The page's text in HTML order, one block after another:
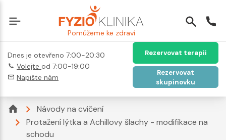
Pomůžeme ke zdraví
Dnes je otevřeno 7:00-20:30
Volejte od 7:00-19:00
Napište nám
Rezervovat terapii
Rezervovat
skupinovku
Návody na cvičení
Protažení lýtka a Achillovy šlachy - modifikace na
schodu